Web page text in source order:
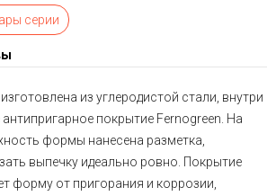
серии
из углеродистой стали, внутри
покрытие Fernogreen. На
формы нанесена разметка,
выпечку идеально ровно. Покрытие
форму от пригорания и коррозии,